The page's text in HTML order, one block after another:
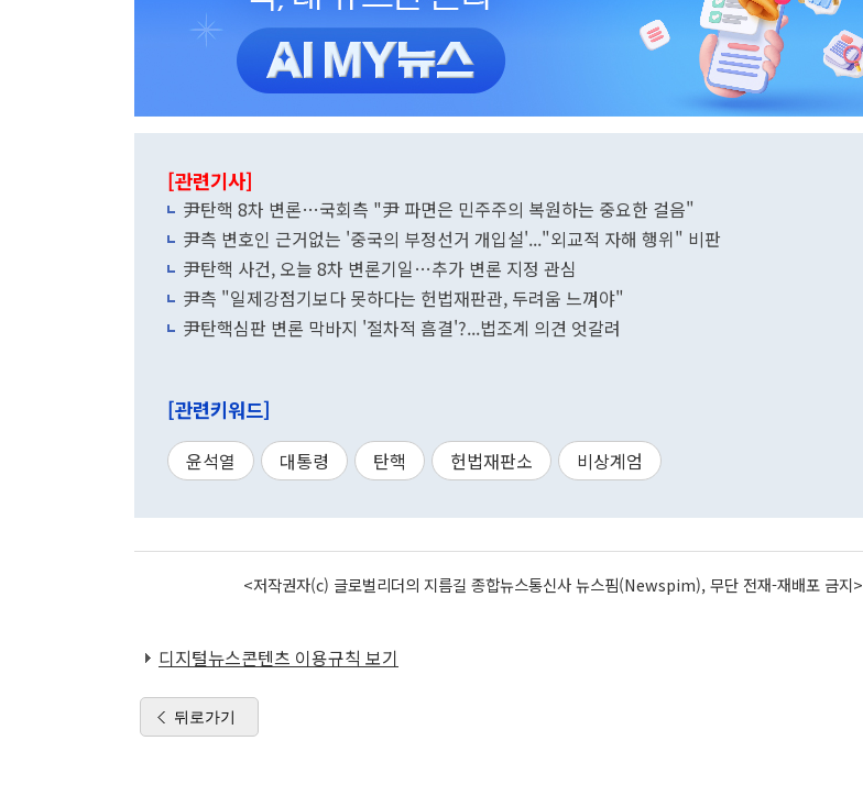
[관련기사]
尹탄핵 8차 변론…국회측 "尹 파면은 민주주의 복원하는 중요한 걸음"
尹측 변호인 근거없는 '중국의 부정선거 개입설'..."외교적 자해 행위" 비판
尹탄핵 사건, 오늘 8차 변론기일…추가 변론 지정 관심
尹측 "일제강점기보다 못하다는 헌법재판관, 두려움 느껴야"
尹탄핵심판 변론 막바지 '절차적 흠결'?...법조계 의견 엇갈려
[관련키워드]
윤석열 대통령 탄핵 헌법재판소 비상계엄
<저작권자(c) 글로벌리더의 지름길 종합뉴스통신사 뉴스핌(Newspim), 무단 전재-재배포 금지>
디지털뉴스콘텐츠 이용규칙 보기
뒤로가기